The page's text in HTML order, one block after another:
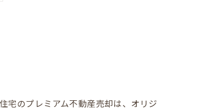
宅のプレミアム不動産売却は、オリジ